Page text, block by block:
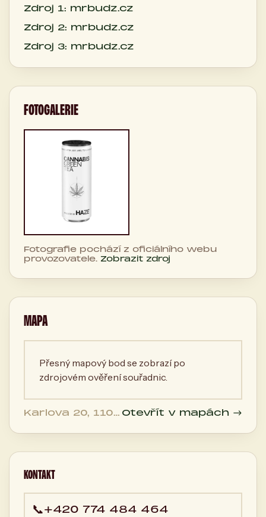
Zdroj 1: mrbudz.cz
Zdroj 2: mrbudz.cz
Zdroj 3: mrbudz.cz
FOTOGALERIE
Fotografie pochází z oficiálního webu
provozovatele. Zobrazit zdroj
MAPA
Přesný mapový bod se zobrazí po
zdrojovém ověření souřadnic.
Karlova 20, 110
Česká
Otevřít v mapách →
KONTAKT
📞+420 774 484 464